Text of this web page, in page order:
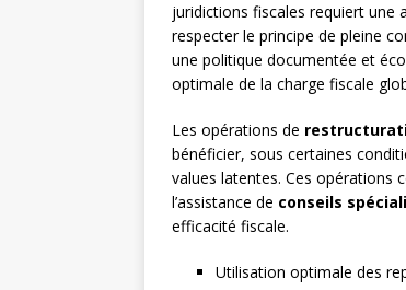
juridictions fiscales requiert une
respecter le principe de pleine
une politique documentée et
optimale de la charge fiscale
Les opérations de
bénéficier, sous certaines
values latentes. Ces opérations
l’assistance de conseils
efficacité fiscale.
Utilisation optimale des